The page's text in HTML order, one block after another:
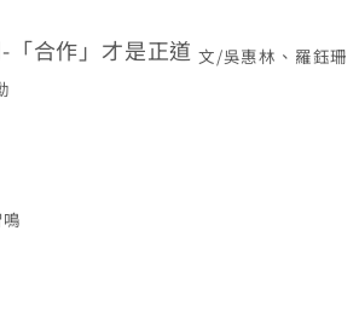
合作」才是正道 文/吳惠林、羅鈺珊